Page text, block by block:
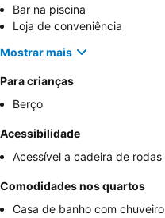
Bar na piscina
Loja de conveniência
Mostrar mais
Para crianças
Berço
Acessibilidade
Acessível a cadeira de rodas
Comodidades nos quartos
Casa de banho com chuveiro